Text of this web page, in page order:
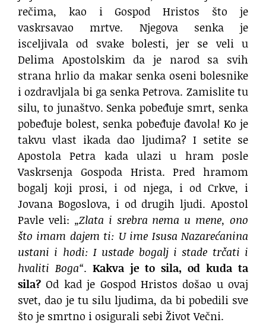
rečima, kao i Gospod Hristos što je
vaskrsavao mrtve. Njegova senka je
isceljivala od svake bolesti, jer se veli u
Delima Apostolskim da je narod sa svih
strana hrlio da makar senka oseni bolesnike
i ozdravljala bi ga senka Petrova. Zamislite tu
silu, to junaštvo. Senka pobeđuje smrt, senka
pobeđuje bolest, senka pobeđuje đavola! Ko je
takvu vlast ikada dao ljudima? I setite se
Apostola Petra kada ulazi u hram posle
Vaskrsenja Gospoda Hrista. Pred hramom
bogalj koji prosi, i od njega, i od Crkve, i
Jovana Bogoslova, i od drugih ljudi. Apostol
Pavle veli: „Zlata i srebra nema u mene, ono
što imam dajem ti: U ime Isusa Nazarećanina
ustani i hodi: I ustade bogalj i stade trčati i
hvaliti Boga“. Kakva je to sila, od kuda ta
sila? Od kad je Gospod Hristos došao u ovaj
svet, dao je tu silu ljudima, da bi pobedili sve
što je smrtno i osigurali sebi Život Večni.